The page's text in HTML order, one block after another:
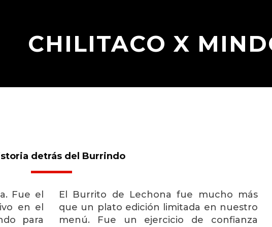
CHILITACO X
detrás del Burrindo
Fue el
en el
para
El Burrito de Lechona fue mucho más
que un plato edición limitada en nuestro
menú. Fue un ejercicio de confianza